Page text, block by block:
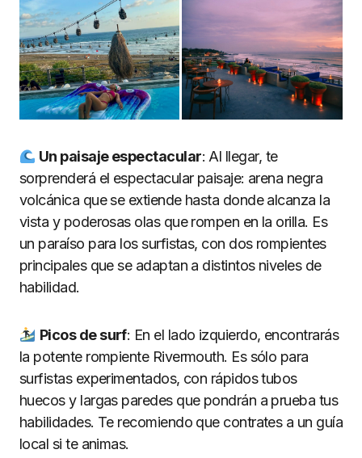
Un paisaje espectacular: Al llegar, te
sorprenderá el espectacular paisaje: arena negra
volcánica que se extiende hasta donde alcanza la
vista y poderosas olas que rompen en la orilla. Es
un paraíso para los surfistas, con dos rompientes
principales que se adaptan a distintos niveles de
habilidad.
Picos de surf: En el lado izquierdo, encontrarás
la potente rompiente Rivermouth. Es sólo para
surfistas experimentados, con rápidos tubos
huecos y largas paredes que pondrán a prueba tus
habilidades. Te recomiendo que contrates a un guía
local si te animas.